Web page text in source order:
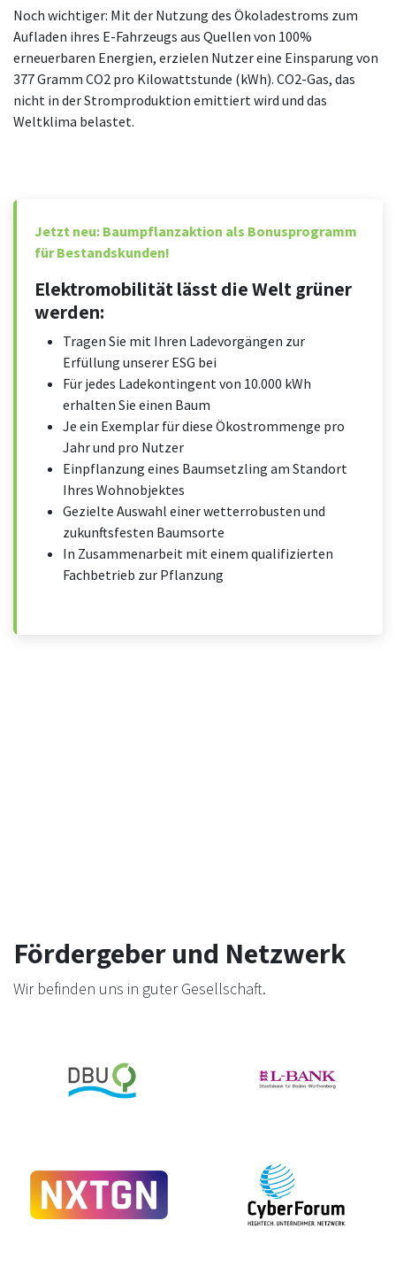
Noch wichtiger: Mit der Nutzung des Ökoladestroms zum
Aufladen ihres E-Fahrzeugs aus Quellen von 100%
erneuerbaren Energien, erzielen Nutzer eine Einsparung von
377 Gramm CO2 pro Kilowattstunde (kWh). CO2-Gas, das
nicht in der Stromproduktion emittiert wird und das
Weltklima belastet.
Jetzt neu: Baumpflanzaktion als Bonusprogramm
für Bestandskunden!
Elektromobilität lässt die Welt grüner
werden:
Tragen Sie mit Ihren Ladevorgängen zur
Erfüllung unserer ESG bei
Für jedes Ladekontingent von 10.000 kWh
erhalten Sie einen Baum
Je ein Exemplar für diese Ökostrommenge pro
Jahr und pro Nutzer
Einpflanzung eines Baumsetzling am Standort
Ihres Wohnobjektes
Gezielte Auswahl einer wetterrobusten und
zukunftsfesten Baumsorte
In Zusammenarbeit mit einem qualifizierten
Fachbetrieb zur Pflanzung
Fördergeber und Netzwerk
Wir befinden uns in guter Gesellschaft.